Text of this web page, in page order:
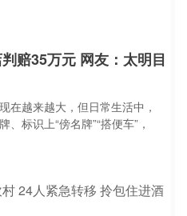
赔35万元 网友：太明目
在越来越大，但日常生活中，
标识上“傍名牌”“搭便车”，